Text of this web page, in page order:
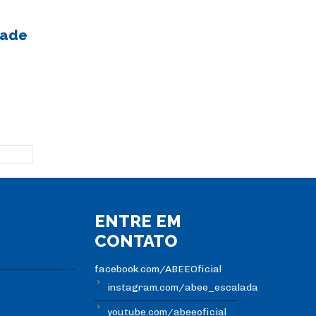
ENTRE EM
CONTATO
facebook.com/ABEEOficial
instagram.com/abee_escalada
youtube.com/abeeoficial